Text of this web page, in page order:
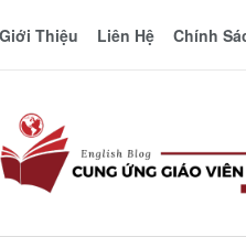
Giới Thiệu Liên Hệ Chính